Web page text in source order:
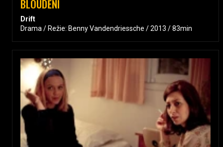
BLOUDĚNÍ
Drift
Drama / Režie: Benny Vandendriessche / 2013 / 83min